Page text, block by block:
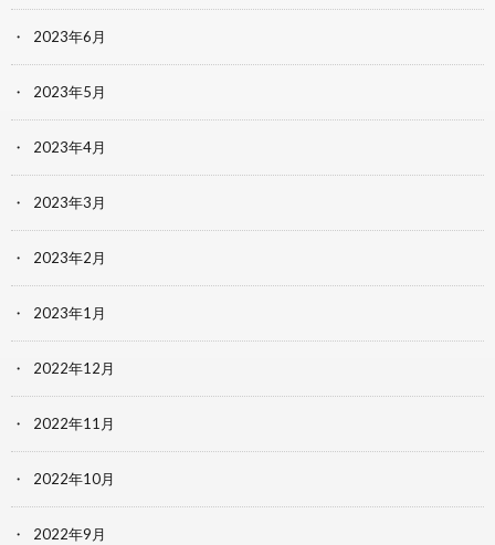
2023年6月
2023年5月
2023年4月
2023年3月
2023年2月
2023年1月
2022年12月
2022年11月
2022年10月
2022年9月